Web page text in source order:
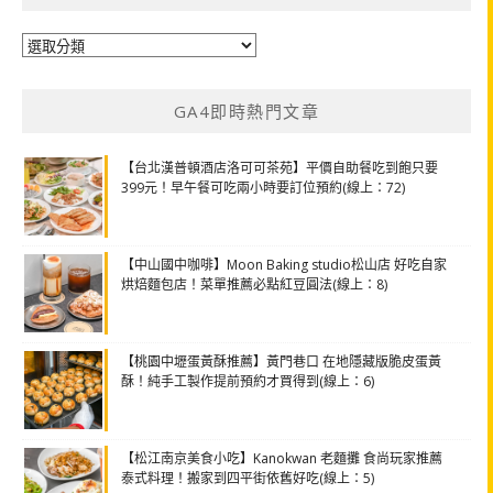
分
GA4即時熱門文章
【台北漢普頓酒店洛可可茶苑】平價自助餐吃到飽只要
399元！早午餐可吃兩小時要訂位預約(線上：72)
【中山國中咖啡】Moon Baking studio松山店 好吃自家
烘焙麵包店！菜單推薦必點紅豆圓法(線上：8)
【桃園中壢蛋黃酥推薦】黃門巷口 在地隱藏版脆皮蛋黃
酥！純手工製作提前預約才買得到(線上：6)
【松江南京美食小吃】Kanokwan 老麵攤 食尚玩家推薦
泰式料理！搬家到四平街依舊好吃(線上：5)